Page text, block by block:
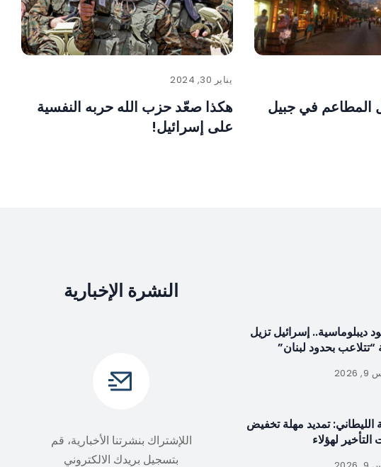
المطاعم في جبيل
يناير 30, 2024
هكذا صعّد حزب الله حربه النفسية
على إسرائيل!
ديبلوماسية.. إسرائيل تزيل
بحدود لبنان”
تمديد مهلة تخفيض
لهؤلاء
النشرة الإخبارية
اللإشتراك بنشرتنا الأخبارية، قم
بتسجيل بريدك الالكتروني